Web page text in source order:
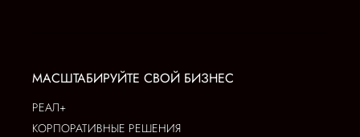
МАСШТАБИРУЙТЕ СВОЙ БИЗНЕС
РЕАЛ+
КОРПОРАТИВНЫЕ РЕШЕНИЯ